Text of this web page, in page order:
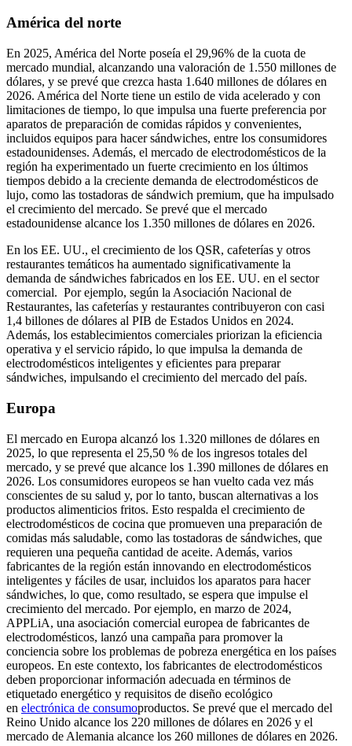
América del norte
En 2025, América del Norte poseía el 29,96% de la cuota de
mercado mundial, alcanzando una valoración de 1.550 millones de
dólares, y se prevé que crezca hasta 1.640 millones de dólares en
2026. América del Norte tiene un estilo de vida acelerado y con
limitaciones de tiempo, lo que impulsa una fuerte preferencia por
aparatos de preparación de comidas rápidos y convenientes,
incluidos equipos para hacer sándwiches, entre los consumidores
estadounidenses. Además, el mercado de electrodomésticos de la
región ha experimentado un fuerte crecimiento en los últimos
tiempos debido a la creciente demanda de electrodomésticos de
lujo, como las tostadoras de sándwich premium, que ha impulsado
el crecimiento del mercado. Se prevé que el mercado
estadounidense alcance los 1.350 millones de dólares en 2026.
En los EE. UU., el crecimiento de los QSR, cafeterías y otros
restaurantes temáticos ha aumentado significativamente la
demanda de sándwiches fabricados en los EE. UU. en el sector
comercial. Por ejemplo, según la Asociación Nacional de
Restaurantes, las cafeterías y restaurantes contribuyeron con casi
1,4 billones de dólares al PIB de Estados Unidos en 2024.
Además, los establecimientos comerciales priorizan la eficiencia
operativa y el servicio rápido, lo que impulsa la demanda de
electrodomésticos inteligentes y eficientes para preparar
sándwiches, impulsando el crecimiento del mercado del país.
Europa
El mercado en Europa alcanzó los 1.320 millones de dólares en
2025, lo que representa el 25,50 % de los ingresos totales del
mercado, y se prevé que alcance los 1.390 millones de dólares en
2026. Los consumidores europeos se han vuelto cada vez más
conscientes de su salud y, por lo tanto, buscan alternativas a los
productos alimenticios fritos. Esto respalda el crecimiento de
electrodomésticos de cocina que promueven una preparación de
comidas más saludable, como las tostadoras de sándwiches, que
requieren una pequeña cantidad de aceite. Además, varios
fabricantes de la región están innovando en electrodomésticos
inteligentes y fáciles de usar, incluidos los aparatos para hacer
sándwiches, lo que, como resultado, se espera que impulse el
crecimiento del mercado. Por ejemplo, en marzo de 2024,
APPLiA, una asociación comercial europea de fabricantes de
electrodomésticos, lanzó una campaña para promover la
conciencia sobre los problemas de pobreza energética en los países
europeos. En este contexto, los fabricantes de electrodomésticos
deben proporcionar información adecuada en términos de
etiquetado energético y requisitos de diseño ecológico
en electrónica de consumoproductos. Se prevé que el mercado del
Reino Unido alcance los 220 millones de dólares en 2026 y el
mercado de Alemania alcance los 260 millones de dólares en 2026.